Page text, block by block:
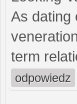
As dating
term
odpowiedz